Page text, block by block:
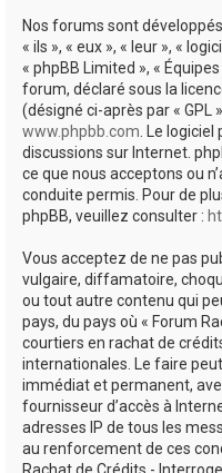
Nos forums sont
« ils », « eux », « leur », «
« phpBB Limited », «
forum, déclaré sous la
(désigné ci-après par «
www.phpbb.com . Le
discussions sur Internet.
ce que nous acceptons ou
conduite permis. Pour de
phpBB, veuillez consulter :
Vous acceptez de ne pas
vulgaire, diffamatoire,
ou tout autre contenu qui
pays, du pays où « Forum
courtiers en rachat de
internationales. Le faire
immédiat et permanent,
fournisseur d’accès à
adresses IP de tous les
au renforcement de ces
Rachat de Crédits -